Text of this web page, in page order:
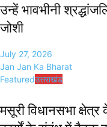
उन्हें भावभीनी
जोशी
July 27, 2026
Jan Jan Ka Bharat
Featuredउत्तराखंड
मसूरी विधानसभा